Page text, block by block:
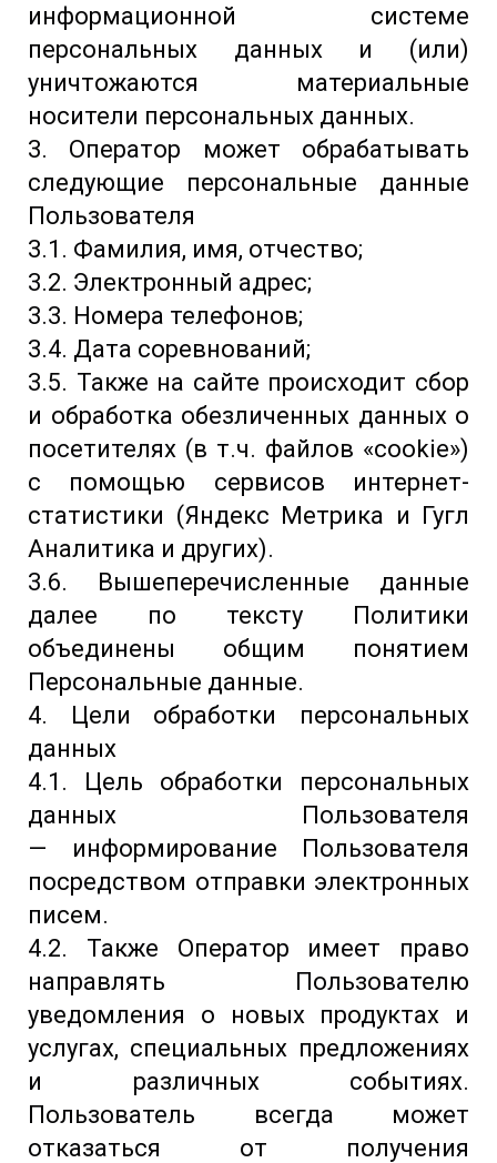
информационной системе
персональных данных и (или)
уничтожаются материальные
носители персональных данных.
3. Оператор может обрабатывать
следующие персональные данные
Пользователя
3.1. Фамилия, имя, отчество;
3.2. Электронный адрес;
3.3. Номера телефонов;
3.4. Дата соревнований;
3.5. Также на сайте происходит сбор
и обработка обезличенных данных о
посетителях (в т.ч. файлов «cookie»)
с помощью сервисов интернет-
статистики (Яндекс Метрика и Гугл
Аналитика и других).
3.6. Вышеперечисленные данные
далее по тексту Политики
объединены общим понятием
Персональные данные.
4. Цели обработки персональных
данных
4.1. Цель обработки персональных
данных Пользователя
— информирование Пользователя
посредством отправки электронных
писем.
4.2. Также Оператор имеет право
направлять Пользователю
уведомления о новых продуктах и
услугах, специальных предложениях
и различных событиях.
Пользователь всегда может
отказаться от получения